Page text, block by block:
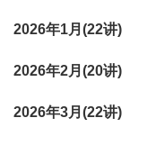
2026年1月(22讲)
2026年2月(20讲)
2026年3月(22讲)